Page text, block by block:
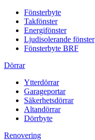
Fönsterbyte
Takfönster
Energifönster
Ljudisolerande fönster
Fönsterbyte BRF
Dörrar
Ytterdörrar
Garageportar
Säkerhetsdörrar
Altandörrar
Dörrbyte
Renovering